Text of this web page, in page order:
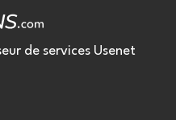
de services Usenet